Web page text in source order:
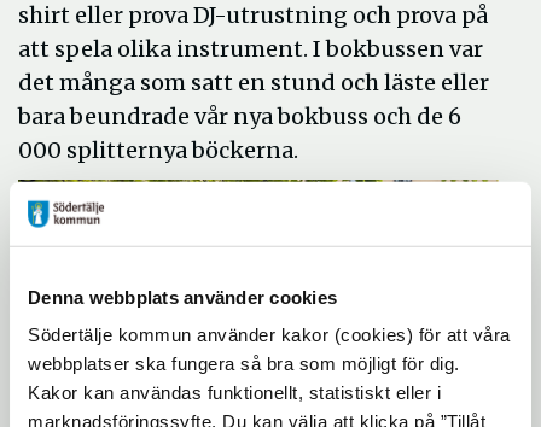
Denna webbplats använder cookies
Södertälje kommun använder kakor (cookies) för att våra
webbplatser ska fungera så bra som möjligt för dig.
Kakor kan användas funktionellt, statistiskt eller i
marknadsföringssyfte. Du kan välja att klicka på ”Tillåt
shirt eller prova DJ-utrustning och prova på
att spela olika instrument. I bokbussen var
det många som satt en stund och läste eller
bara beundrade vår nya bokbuss och de 6
000 splitternya böckerna.